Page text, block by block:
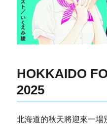
HOKKAIDO
2025
北海道的秋天將迎來一